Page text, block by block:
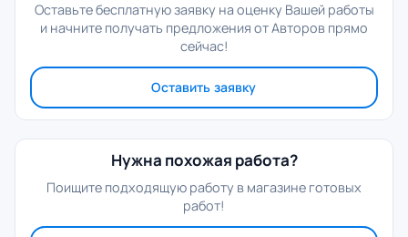
Оставьте бесплатную заявку на оценку Вашей работы
и начните получать предложения от Авторов прямо
сейчас!
Оставить заявку
Нужна похожая работа?
Поищите подходящую работу в магазине готовых
работ!